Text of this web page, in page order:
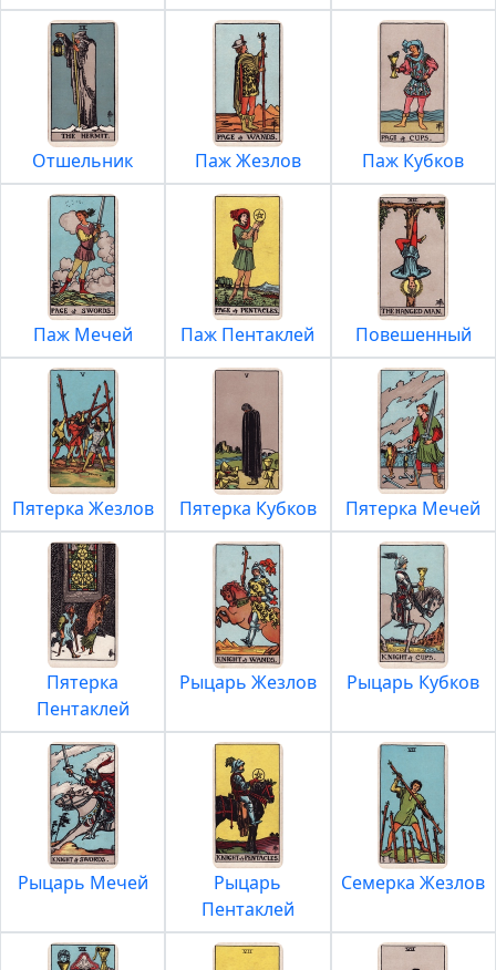
Отшельник Паж Жезлов Паж Кубков
Паж Мечей Паж Пентаклей Повешенный
Пятерка Жезлов Пятерка Кубков Пятерка Мечей
Пятерка
Пентаклей
Рыцарь Жезлов Рыцарь Кубков
Рыцарь Мечей
Рыцарь
Пентаклей
Семерка Жезлов